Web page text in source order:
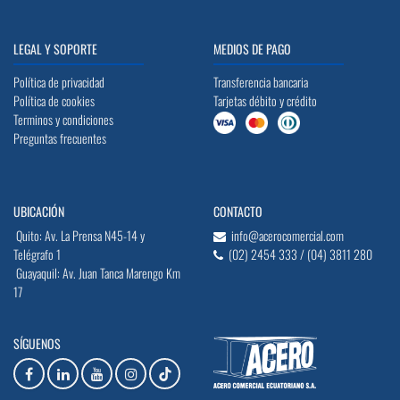
LEGAL Y SOPORTE
Política de privacidad
Política de cookies
Terminos y condiciones
Preguntas frecuentes
MEDIOS DE PAGO
Transferencia bancaria
Tarjetas débito y crédito
UBICACIÓN
Quito: Av. La Prensa N45-14 y
Telégrafo 1
Guayaquil: Av. Juan Tanca Marengo Km
17
CONTACTO
info@acerocomercial.com
(02) 2454 333 / (04) 3811 280
SÍGUENOS